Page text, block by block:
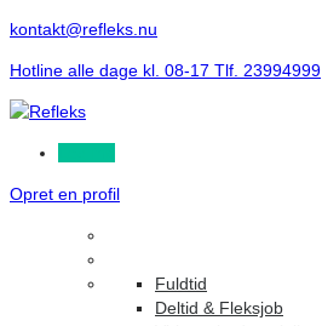
kontakt@refleks.nu
Hotline alle dage kl. 08-17 Tlf. 23994999
Opret en profil
Fuldtid
Deltid & Fleksjob